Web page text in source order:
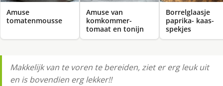
Amuse
tomatenmousse
Amuse van
komkommer-
tomaat en tonijn
Borrelglaasje
paprika- kaas-
spekjes
Makkelijk van te voren te bereiden, ziet er erg leuk uit
en is bovendien erg lekker!!